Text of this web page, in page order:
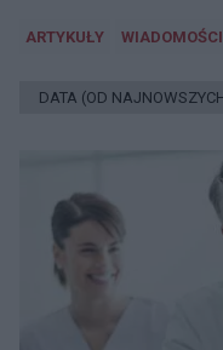
ARTYKUŁY WIADOMOŚCI